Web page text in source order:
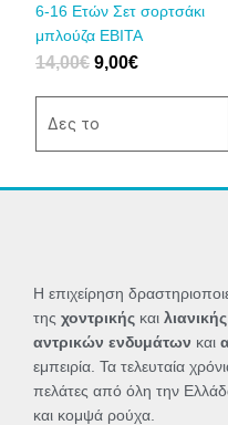
6-16 Ετών Σετ σορτσάκι
μπλούζα ΕΒΙΤΑ
14,00€
14,00€.
9,00€
είναι:
9,00€.
Δες το
έχει
πολλαπλές
παραλλαγές.
Οι
επιλογές
επιλεγούν
προϊόντος
Η επιχείρηση
της χοντρικής και
αντρικών ενδυμάτων και
εμπειρία. Τα τελευταία
πελάτες από όλη την
και κομψά ρούχα.